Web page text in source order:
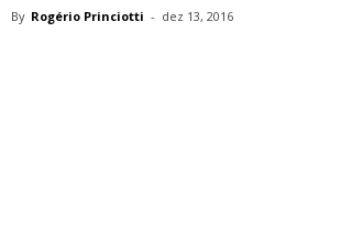
By Rogério Princiotti - dez 13, 2016